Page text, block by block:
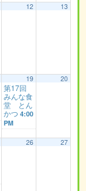
12 13
19
第17回
みんな食
堂 とん
かつ4:00
PM
20
26 27